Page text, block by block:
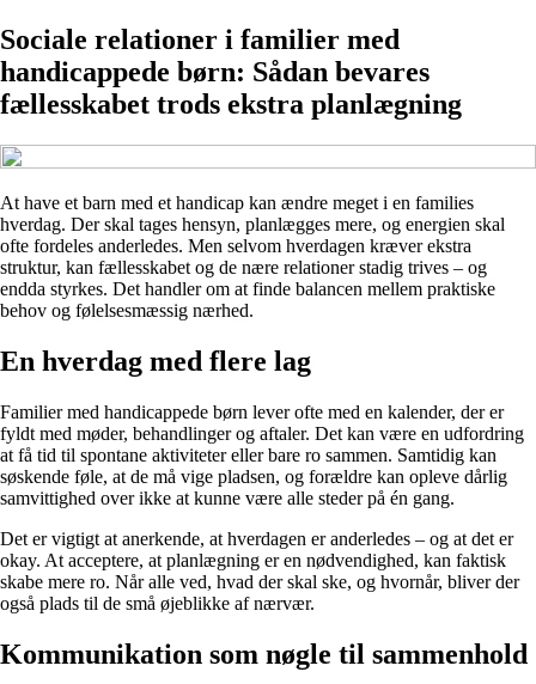
Sociale relationer i familier med
handicappede børn: Sådan bevares
fællesskabet trods ekstra planlægning
At have et barn med et handicap kan ændre meget i en families
hverdag. Der skal tages hensyn, planlægges mere, og energien skal
ofte fordeles anderledes. Men selvom hverdagen kræver ekstra
struktur, kan fællesskabet og de nære relationer stadig trives – og
endda styrkes. Det handler om at finde balancen mellem praktiske
behov og følelsesmæssig nærhed.
En hverdag med flere lag
Familier med handicappede børn lever ofte med en kalender, der er
fyldt med møder, behandlinger og aftaler. Det kan være en udfordring
at få tid til spontane aktiviteter eller bare ro sammen. Samtidig kan
søskende føle, at de må vige pladsen, og forældre kan opleve dårlig
samvittighed over ikke at kunne være alle steder på én gang.
Det er vigtigt at anerkende, at hverdagen er anderledes – og at det er
okay. At acceptere, at planlægning er en nødvendighed, kan faktisk
skabe mere ro. Når alle ved, hvad der skal ske, og hvornår, bliver der
også plads til de små øjeblikke af nærvær.
Kommunikation som nøgle til sammenhold